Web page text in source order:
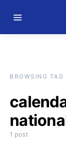
BROWSING TAG
1 post